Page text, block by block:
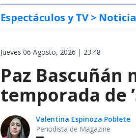
Espectáculos y TV > Noticia
Jueves 06 Agosto, 2026 | 23:48
Paz
temporada de
Valentina Espinoza Poblete
Periodista de Magazine